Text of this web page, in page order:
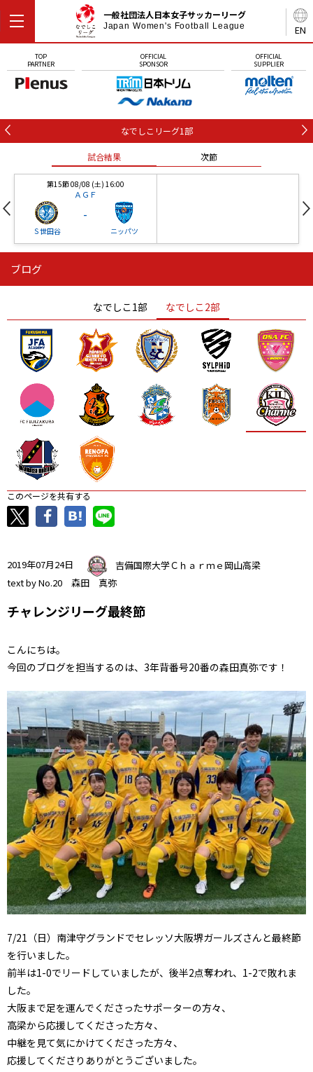
EN
一般社団法人日本女子サッカーリーグ
Japan Women's Football League
TOP
PARTNER
OFFICIAL
SPONSOR
OFFICIAL
SUPPLIER
なでしこリーグ1部
試合結果 次節
第15節 08/08 (土) 16:00
ＡＧＦ
Ｓ世田谷
-
ニッパツ
ニッパツ
ニッパツ 名古屋
石人の星
静岡 愛媛Ｌ
ブログ
なでしこ1部 なでしこ2部
このページを共有する
2019年07月24日
吉備国際大学Ｃｈａｒｍｅ岡山高梁
text by No.20 森田 真弥
チャレンジリーグ最終節
こんにちは。
今回のブログを担当するのは、3年背番号20番の森田真弥です！
7/21（日）南津守グランドでセレッソ大阪堺ガールズさんと最終節
を行いました。
前半は1-0でリードしていましたが、後半2点奪われ、1-2で敗れま
した。
大阪まで足を運んでくださったサポーターの方々、
高梁から応援してくださった方々、
中継を見て気にかけてくださった方々、
応援してくださりありがとうございました。